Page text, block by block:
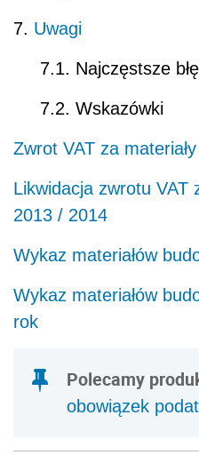
7. Uwagi
7.1. Najczęstsze
7.2. Wskazówki
Zwrot VAT za
Likwidacja zwrotu VAT
2013 / 2014
Wykaz materiałów
Wykaz materiałów
rok
Polecamy
obowiązek